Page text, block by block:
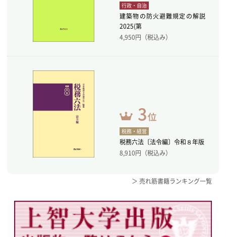
行政・自治
建築物の防火避難規定の解説
2025(第
4,950円（税込み）
税務・経営
税務六法〔法令編〕令和８年版
8,910円（税込み）
＞ 売れ筋書籍ランキング一覧